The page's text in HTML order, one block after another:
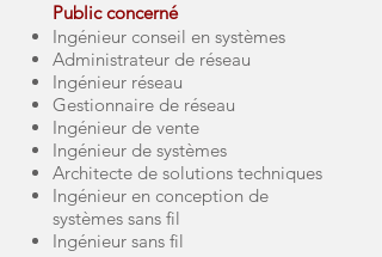
Public concerné
Ingénieur conseil en systèmes
Administrateur de réseau
Ingénieur réseau
Gestionnaire de réseau
Ingénieur de vente
Ingénieur de systèmes
Architecte de solutions techniques
Ingénieur en conception de
systèmes sans fil
Ingénieur sans fil